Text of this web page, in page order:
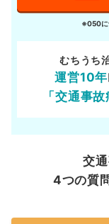
※050に
むちうち
運営10年
「交通事
交
4つの質